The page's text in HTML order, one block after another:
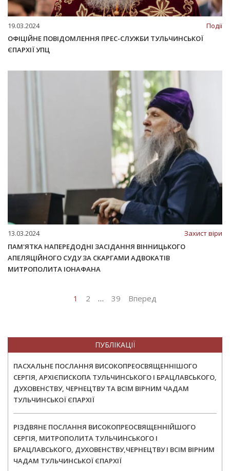
19.03.2024
Події
ОФІЦІЙНЕ ПОВІДОМЛЕННЯ ПРЕС-СЛУЖБИ ТУЛЬЧИНСЬКОЇ
ЄПАРХІЇ УПЦ
13.03.2024
Захист віри
ПАМ'ЯТКА НАПЕРЕДОДНІ ЗАСІДАННЯ ВІННИЦЬКОГО
АПЕЛЯЦІЙНОГО СУДУ ЗА СКАРГАМИ АДВОКАТІВ
МИТРОПОЛИТА ІОНАФАНА
1 2 … 39 Вперед
ПУБЛІКАЦІЇ
ПАСХАЛЬНЕ ПОСЛАННЯ ВИСОКОПРЕОСВЯЩЕННІШОГО
СЕРГІЯ, АРХІЄПИСКОПА ТУЛЬЧИНСЬКОГО І БРАЦЛАВСЬКОГО,
ДУХОВЕНСТВУ, ЧЕРНЕЦТВУ ТА ВСІМ ВІРНИМ ЧАДАМ
ТУЛЬЧИНСЬКОЇ ЄПАРХІЇ
РІЗДВЯНЕ ПОСЛАННЯ ВИСОКОПРЕОСВЯЩЕННІЙШОГО
СЕРГІЯ, МИТРОПОЛИТА ТУЛЬЧИНСЬКОГО І
БРАЦЛАВСЬКОГО, ДУХОВЕНСТВУ,ЧЕРНЕЦТВУ І ВСІМ ВІРНИМ
ЧАДАМ ТУЛЬЧИНСЬКОЇ ЄПАРХІЇ